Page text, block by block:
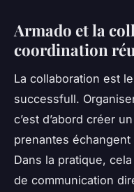
Armado et la
coordination
La collaboration est
successfull.
c’est d’abord créer
prenantes
Dans la pratique,
de communication